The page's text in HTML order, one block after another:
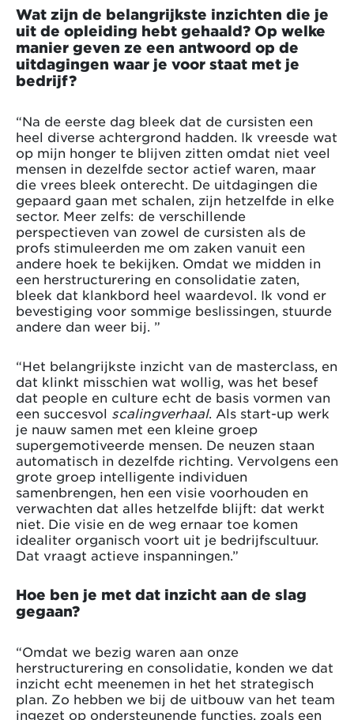
Wat zijn de belangrijkste inzichten die je
uit de opleiding hebt gehaald? Op welke
manier geven ze een antwoord op de
uitdagingen waar je voor staat met je
bedrijf?
“Na de eerste dag bleek dat de cursisten een
heel diverse achtergrond hadden. Ik vreesde wat
op mijn honger te blijven zitten omdat niet veel
mensen in dezelfde sector actief waren, maar
die vrees bleek onterecht. De uitdagingen die
gepaard gaan met schalen, zijn hetzelfde in elke
sector. Meer zelfs: de verschillende
perspectieven van zowel de cursisten als de
profs stimuleerden me om zaken vanuit een
andere hoek te bekijken. Omdat we midden in
een herstructurering en consolidatie zaten,
bleek dat klankbord heel waardevol. Ik vond er
bevestiging voor sommige beslissingen, stuurde
andere dan weer bij. ”
“Het belangrijkste inzicht van de masterclass, en
dat klinkt misschien wat wollig, was het besef
dat people en culture echt de basis vormen van
een succesvol scalingverhaal. Als start-up werk
je nauw samen met een kleine groep
supergemotiveerde mensen. De neuzen staan
automatisch in dezelfde richting. Vervolgens een
grote groep intelligente individuen
samenbrengen, hen een visie voorhouden en
verwachten dat alles hetzelfde blijft: dat werkt
niet. Die visie en de weg ernaar toe komen
idealiter organisch voort uit je bedrijfscultuur.
Dat vraagt actieve inspanningen.”
Hoe ben je met dat inzicht aan de slag
gegaan?
“Omdat we bezig waren aan onze
herstructurering en consolidatie, konden we dat
inzicht echt meenemen in het het strategisch
plan. Zo hebben we bij de uitbouw van het team
ingezet op ondersteunende functies, zoals een